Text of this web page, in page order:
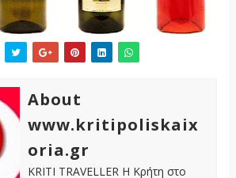
About
www.kritipoliskaix
oria.gr
KRITI TRAVELLER Η Κρήτη στο